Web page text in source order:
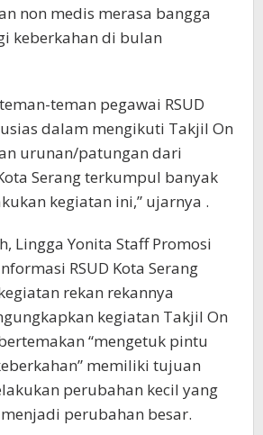
non medis merasa bangga
keberkahan di bulan
teman pegawai RSUD
dalam mengikuti Takjil On
urunan/patungan dari
Serang terkumpul banyak
kegiatan ini,” ujarnya .
Lingga Yonita Staff Promosi
RSUD Kota Serang
rekan rekannya
kegiatan Takjil On
“mengetuk pintu
memiliki tujuan
perubahan kecil yang
perubahan besar.